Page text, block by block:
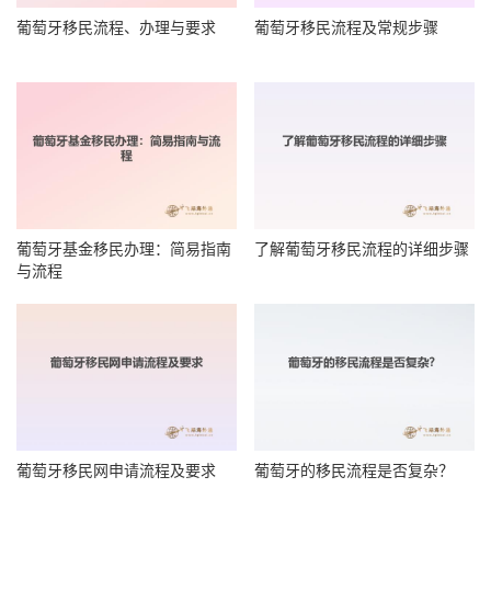
葡萄牙移民流程、办理与要求 葡萄牙移民流程及常规步骤
葡萄牙基金移民办理：简易指南
与流程
了解葡萄牙移民流程的详细步骤
葡萄牙移民网申请流程及要求 葡萄牙的移民流程是否复杂？